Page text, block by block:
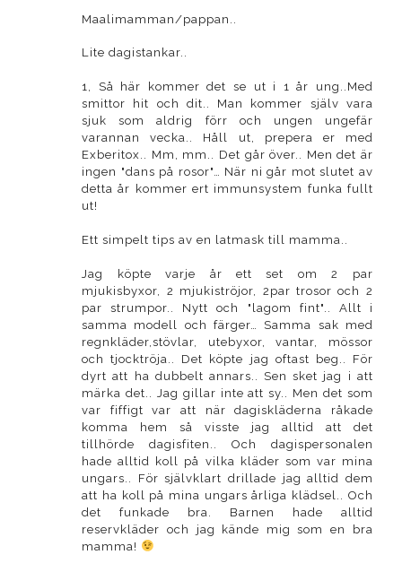
Maalimamman/pappan..
Lite dagistankar..
1, Så här kommer det se ut i 1 år ung..Med
smittor hit och dit.. Man kommer själv vara
sjuk som aldrig förr och ungen ungefär
varannan vecka.. Håll ut, prepera er med
Exberitox.. Mm, mm.. Det går över.. Men det är
ingen "dans på rosor"… När ni går mot slutet av
detta år kommer ert immunsystem funka fullt
ut!
Ett simpelt tips av en latmask till mamma..
Jag köpte varje år ett set om 2 par
mjukisbyxor, 2 mjukiströjor, 2par trosor och 2
par strumpor.. Nytt och "lagom fint".. Allt i
samma modell och färger… Samma sak med
regnkläder,stövlar, utebyxor, vantar, mössor
och tjocktröja.. Det köpte jag oftast beg.. För
dyrt att ha dubbelt annars.. Sen sket jag i att
märka det.. Jag gillar inte att sy.. Men det som
var fiffigt var att när dagiskläderna råkade
komma hem så visste jag alltid att det
tillhörde dagisfiten.. Och dagispersonalen
hade alltid koll på vilka kläder som var mina
ungars.. För självklart drillade jag alltid dem
att ha koll på mina ungars årliga klädsel.. Och
det funkade bra. Barnen hade alltid
reservkläder och jag kände mig som en bra
mamma!